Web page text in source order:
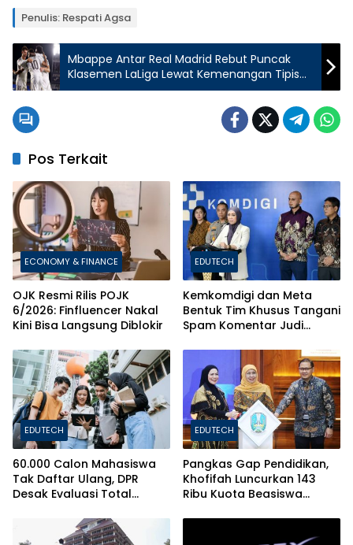
Penulis: Respati Agsa
Mbappe Antar Real Madrid Rebut Puncak
Klasemen LaLiga Lewat Kemenangan Tipis
atas Getafe
Pos Terkait
ECONOMY & FINANCE
OJK Resmi Rilis POJK
6/2026: Finfluencer Nakal
Kini Bisa Langsung Diblokir
EDUTECH
Kemkomdigi dan Meta
Bentuk Tim Khusus Tangani
Spam Komentar Judi
EDUTECH
60.000 Calon Mahasiswa
Tak Daftar Ulang, DPR
Desak Evaluasi Total
EDUTECH
Pangkas Gap Pendidikan,
Khofifah Luncurkan 143
Ribu Kuota Beasiswa
Jatim